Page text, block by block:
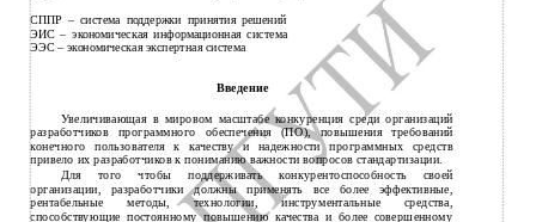
СППР – система поддержки принятия решений
ЭИС – экономическая информационная система
ЭЭС – экономическая экспертная система
Введение
Увеличивающая в мировом масштабе конкуренция среди организаций
разработчиков программного обеспечения (ПО), повышения требований
конечного пользователя к качеству и надежности программных средств
привело их разработчиков к пониманию важности вопросов стандартизации.
Для того чтобы поддерживать конкурентоспособность своей
организации, разработчики должны применять все более эффективные,
рентабельные методы, технологии, инструментальные средства,
способствующие постоянному повышению качества и более совершенному